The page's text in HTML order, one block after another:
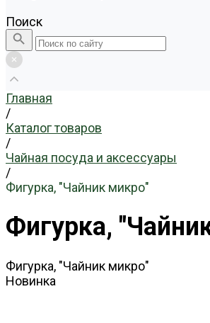
Поиск
Главная
/
Каталог товаров
/
Чайная посуда и аксессуары
/
Фигурка, "Чайник микро"
Фигурка,
Фигурка, "Чайник микро"
Новинка